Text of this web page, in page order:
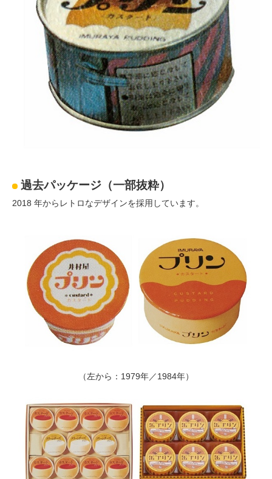
過去パッケージ（一部抜粋）
2018 年からレトロなデザインを採用しています。
（左から：1979年／1984年）